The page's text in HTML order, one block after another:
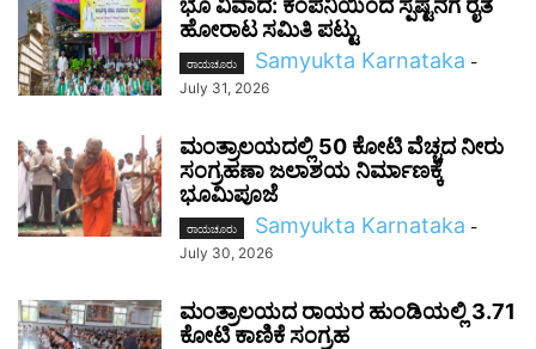
ಹೋರಾಟ ಸಮಿತಿ ಪಟ್ಟು
ರಾಯಚೂರು Samyukta Karnataka -
July 31, 2026
ಮಂತ್ರಾಲಯದಲ್ಲಿ 50 ಕೋಟಿ ವೆಚ್ಚದ ನೀರು
ಸಂಗ್ರಹಣಾ ಜಲಾಶಯ ನಿರ್ಮಾಣಕ್ಕೆ
ಭೂಮಿಪೂಜೆ
ರಾಯಚೂರು Samyukta Karnataka -
July 30, 2026
ಮಂತ್ರಾಲಯದ ರಾಯರ ಹುಂಡಿಯಲ್ಲಿ 3.71
ಕೋಟಿ ಕಾಣಿಕೆ ಸಂಗ್ರಹ